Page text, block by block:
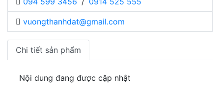
vuongthanhdat@gmail.com
Chi tiết sản phẩm
Nội dung đang được cập nhật